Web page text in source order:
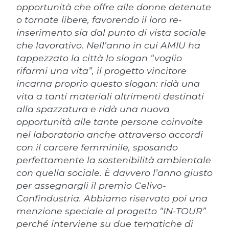
opportunità che offre alle donne detenute
o tornate libere, favorendo il loro re-
inserimento sia dal punto di vista sociale
che lavorativo. Nell’anno in cui AMIU ha
tappezzato la città lo slogan “voglio
rifarmi una vita”, il progetto vincitore
incarna proprio questo slogan: ridà una
vita a tanti materiali altrimenti destinati
alla spazzatura e ridà una nuova
opportunità alle tante persone coinvolte
nel laboratorio anche attraverso accordi
con il carcere femminile, sposando
perfettamente la sostenibilità ambientale
con quella sociale. È davvero l’anno giusto
per assegnargli il premio Celivo-
Confindustria. Abbiamo riservato poi una
menzione speciale al progetto “IN-TOUR”
perché interviene su due tematiche di